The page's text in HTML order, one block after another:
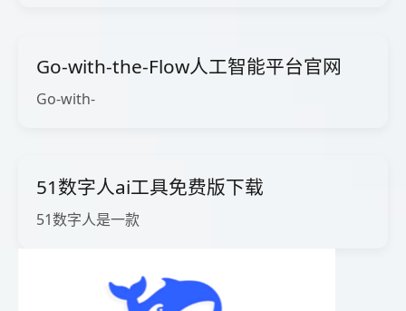
Go-with-the-Flow人工智能平台官网
Go-with-
51数字人ai工具免费版下载
51数字人是一款